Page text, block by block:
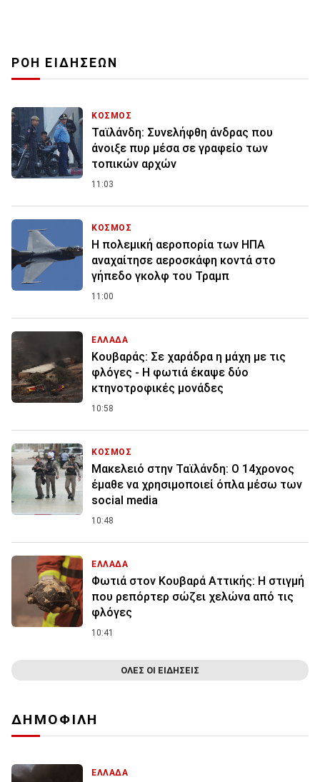
ΡΟΗ ΕΙΔΗΣΕΩΝ
ΚΟΣΜΟΣ
Ταϊλάνδη: Συνελήφθη άνδρας που
άνοιξε πυρ μέσα σε γραφείο των
τοπικών αρχών
11:03
ΚΟΣΜΟΣ
Η πολεμική αεροπορία των ΗΠΑ
αναχαίτησε αεροσκάφη κοντά στο
γήπεδο γκολφ του Τραμπ
11:00
ΕΛΛΑΔΑ
Κουβαράς: Σε χαράδρα η μάχη με τις
φλόγες - Η φωτιά έκαψε δύο
κτηνοτροφικές μονάδες
10:58
ΚΟΣΜΟΣ
Μακελειό στην Ταϊλάνδη: Ο 14χρονος
έμαθε να χρησιμοποιεί όπλα μέσω των
social media
10:48
ΕΛΛΑΔΑ
Φωτιά στον Κουβαρά Αττικής: Η στιγμή
που ρεπόρτερ σώζει χελώνα από τις
φλόγες
10:41
ΟΛΕΣ ΟΙ ΕΙΔΗΣΕΙΣ
ΔΗΜΟΦΙΛΗ
ΕΛΛΑΔΑ